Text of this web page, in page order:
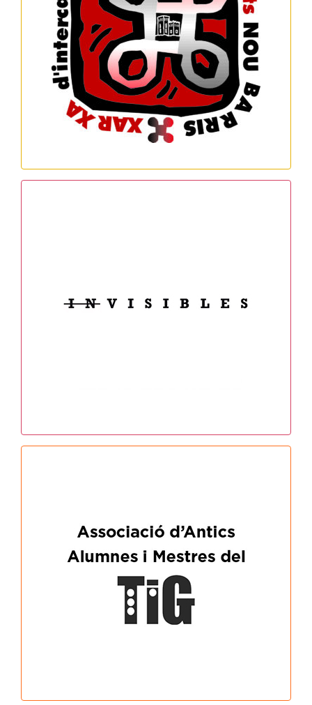
Coneixements Nou Barris
Horari: Dilluns i Dijous de 17 a 19h
Contacte: xarxa@xicnoubarris.org
MÉS INFO
As. Antics Alumnes i Mestres TiG
Contacte: escolatoniguida@gmail.com